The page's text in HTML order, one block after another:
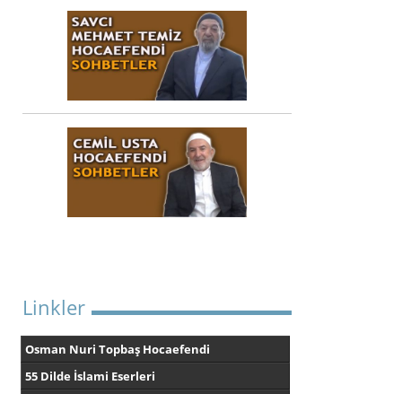
Linkler
Osman Nuri Topbaş Hocaefendi
55 Dilde İslami Eserleri